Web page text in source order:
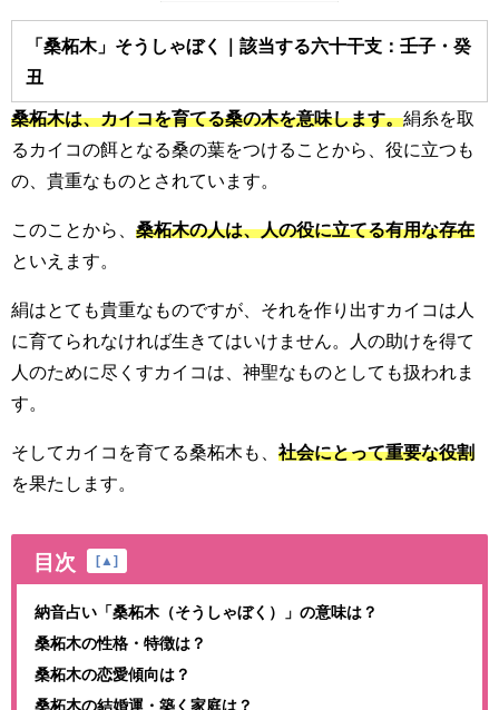
「桑柘木」そうしゃぼく｜該当する六十干支：壬子・癸
丑
桑柘木は、カイコを育てる桑の木を意味します。絹糸を取
るカイコの餌となる桑の葉をつけることから、役に立つも
の、貴重なものとされています。
このことから、 桑柘木の人は、人の役に立てる有用な存在
といえます。
絹はとても貴重なものですが、それを作り出すカイコは人
に育てられなければ生きてはいけません。人の助けを得て
人のために尽くすカイコは、神聖なものとしても扱われま
す。
そしてカイコを育てる桑柘木も、 社会にとって重要な役割
を果たします。
目次 [ ▲ ]
納音占い「桑柘木（そうしゃぼく）」の意味は？
桑柘木の性格・特徴は？
桑柘木の恋愛傾向は？
桑柘木の結婚運・築く家庭は？